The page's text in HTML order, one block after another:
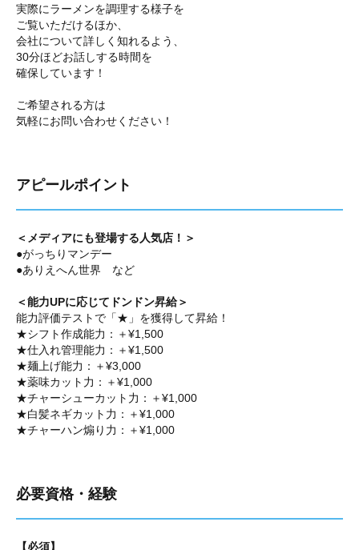
実際にラーメンを調理する様子を
ご覧いただけるほか、
会社について詳しく知れるよう、
30分ほどお話しする時間を
確保しています！
ご希望される方は
気軽にお問い合わせください！
アピールポイント
＜メディアにも登場する人気店！＞
●がっちりマンデー
●ありえへん世界 など
＜能力UPに応じてドンドン昇給＞
能力評価テストで「★」を獲得して昇給！
★シフト作成能力：＋¥1,500
★仕入れ管理能力：＋¥1,500
★麺上げ能力：＋¥3,000
★薬味カット力：＋¥1,000
★チャーシューカット力：＋¥1,000
★白髪ネギカット力：＋¥1,000
★チャーハン煽り力：＋¥1,000
必要資格・経験
【必須】